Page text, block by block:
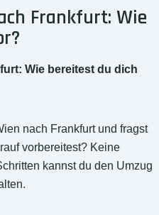
Frankfurt: Wie
Wie bereitest du dich
nach Frankfurt und fragst
vorbereitest? Keine
kannst du den Umzug